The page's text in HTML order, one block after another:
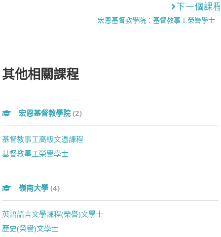
下一個課
宏恩基督教學院：基督教事工榮譽學士
其他相關課程
宏恩基督教學院 (2)
基督教事工高級文憑課程
基督教事工榮譽學士
嶺南大學 (4)
英語語言文學課程(榮譽)文學士
歷史(榮譽)文學士